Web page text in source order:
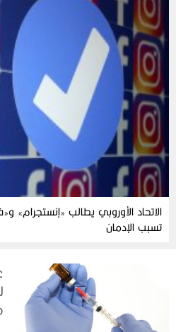
الاتحاد الأوروبي يطالب
تسبب الإدمان